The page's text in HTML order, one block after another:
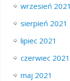
wrzesień 2021
sierpień 2021
lipiec 2021
czerwiec 2021
maj 2021